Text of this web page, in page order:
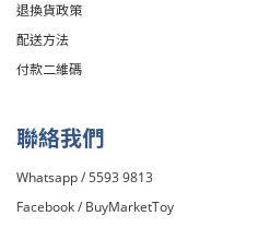
退換貨政策
配送方法
付款二維碼
聯絡我們
Whatsapp / 5593 9813
Facebook / BuyMarketToy